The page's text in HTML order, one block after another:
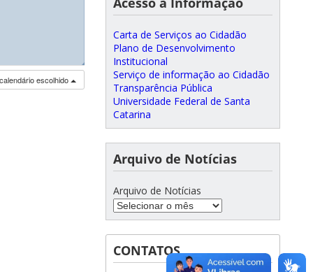
◢◢◢
escolhido
Carta de Serviços ao Cidadão
Plano de Desenvolvimento
Institucional
Serviço de informação ao Cidadão
Transparência Pública
Universidade Federal de Santa
Catarina
Arquivo de Notícias
Arquivo de Notícias
CONTATOS